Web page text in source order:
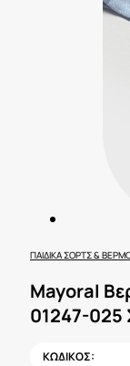
ΠΑΙΔΙΚΆ ΣΟΡΤΣ &
Mayoral
01247-025
ΚΩΔΙΚΟΣ: